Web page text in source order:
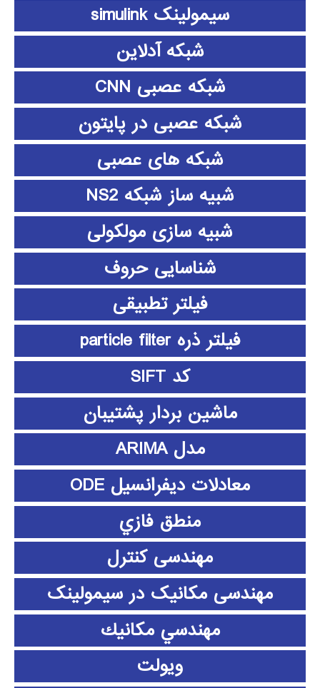
سیمولینک simulink
شبکه آدلاین
شبکه عصبی CNN
شبکه عصبی در پایتون
شبکه های عصبی
شبیه ساز شبکه NS2
شبیه سازی مولکولی
شناسایی حروف
فیلتر تطبیقی
فیلتر ذره particle filter
کد SIFT
ماشین بردار پشتیبان
مدل ARIMA
معادلات دیفرانسیل ODE
منطق فازي
مهندسی کنترل
مهندسی مکانیک در سیمولینک
مهندسي مكانيك
ویولت